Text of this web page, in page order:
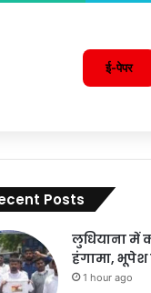
ई-पेपर
Posts
लुधियाना में
हंगामा,
1 hour ago